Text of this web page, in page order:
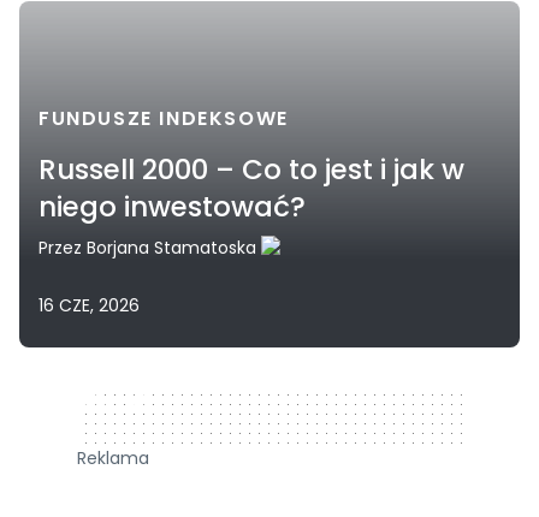
FUNDUSZE INDEKSOWE
Russell 2000 – Co to jest i jak w
niego inwestować?
Przez Borjana Stamatoska
16 CZE, 2026
320 x 50
Reklama